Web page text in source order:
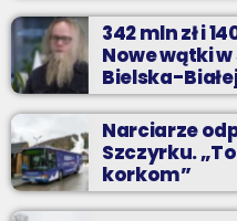
342 mln zł i
Nowe wątki
Bielska-
Narciarze
Szczyrku.
korkom”